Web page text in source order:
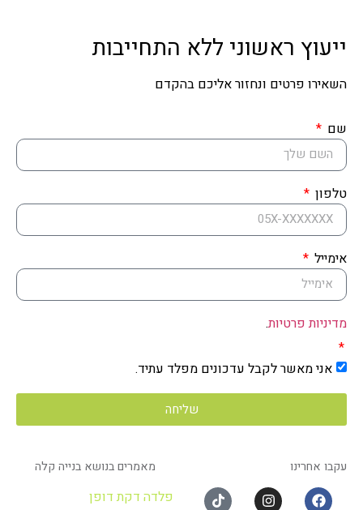
ייעוץ ראשוני ללא התחייבות
השאירו פרטים ונחזור אליכם בהקדם
שם
טלפון
אימייל
מדיניות פרטיות.
אני מאשר לקבל עדכונים מפלד עתיד.
שליחה
עקבו אחרינו מאמרים בנושא בנייה קלה
פלדה דקת דופן
פלד עתיד בע"מ